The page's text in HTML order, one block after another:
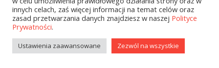
Wielcy Humaniści - 16.02.2026
Wielcy Humaniści – 02.03.2026
Kolekcje Biedronka - 16.03.2026
innych celach, zaś więcej informacji na temat celów oraz
zasad przetwarzania danych znajdziesz w naszej Polityce
Prywatności.
Ustawienia zaawansowane Zezwól na wszystkie